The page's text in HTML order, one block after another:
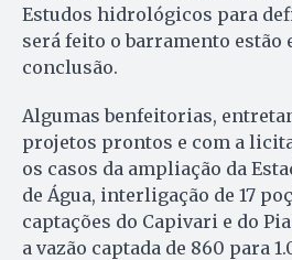
Estudos hidrológicos para
será feito o barramento estão
conclusão.
Algumas benfeitorias,
projetos prontos e com a
os casos da ampliação da
de Água, interligação de 17
captações do Capivari e do
a vazão captada de 860 para